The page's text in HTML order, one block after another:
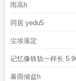
雨高h
同居 yedu5
尘埃落定
记忆像铁轨一样长 5
暴雨倾盆h